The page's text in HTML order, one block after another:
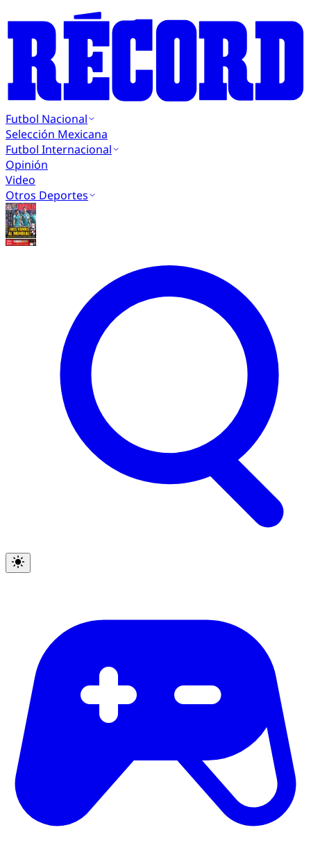
Futbol Nacional
Selección Mexicana
Futbol Internacional
Opinión
Video
Otros Deportes